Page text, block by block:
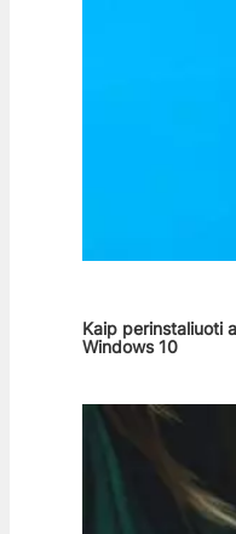
Kaip perinstaliuoti
Windows 10